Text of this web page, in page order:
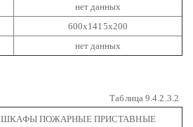
нет данных
600х1415х200
нет данных
Таблица 9.4.2.3.2
ШКАФЫ ПОЖАРНЫЕ ПРИСТАВНЫЕ